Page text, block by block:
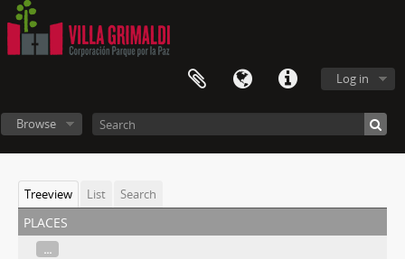
Log in
Browse
Treeview List Search
places
...